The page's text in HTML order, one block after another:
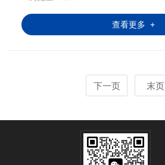
查看更多 +
下一页 末页